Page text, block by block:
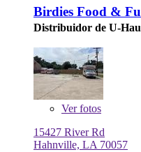
Birdies Food &
Distribuidor de U-
Verfotos
15427 River Rd
Hahnville, LA 70057